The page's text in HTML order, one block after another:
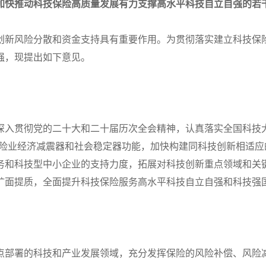
快推动科技保险高质量发展有力支撑高水平科技自立自强的若
风险分散和资金支持具有重要作用。为贯彻落实建立科技
现提出如下意见。
贯彻党的二十大和二十届历次全会精神，认真落实全国科
业经济减震器和社会稳定器功能，加快构建同科技创新相适
科技型中小企业的支持力度，拓展对科技创新重点领域和
提质，全面提升科技保险服务高水平科技自立自强和科技强
署的科技和产业发展领域，充分发挥保险的风险补偿、风